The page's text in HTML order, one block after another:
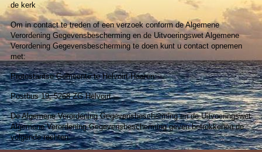
de kerk
Om in contact te treden of een verzoek conform de Algemene
Verordening Gegevensbescherming en de Uitvoeringswet Algemene
Verordening Gegevensbescherming te doen kunt u contact opnemen
met:
Protestantse Gemeente te Helvoirt-Haaren
Postbus 19, 5268 ZG Helvoirt
De Algemene Verordening Gegevensbescherming en de Uitvoeringswet
Algemene Verordening Gegevensbescherming geven betrokkenen de
volgende rechten: